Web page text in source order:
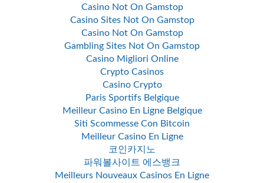
Casino Not On Gamstop
Casino Sites Not On Gamstop
Casino Not On Gamstop
Gambling Sites Not On Gamstop
Casino Migliori Online
Crypto Casinos
Casino Crypto
Paris Sportifs Belgique
Meilleur Casino En Ligne Belgique
Siti Scommesse Con Bitcoin
Meilleur Casino En Ligne
코인카지노
파워볼사이트 에스뱅크
Meilleurs Nouveaux Casinos En Ligne